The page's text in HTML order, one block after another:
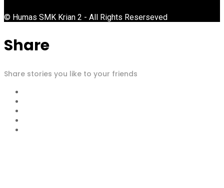
© Humas SMK Krian 2 - All Rights Reserseved
Share
Share stories you like to your friends